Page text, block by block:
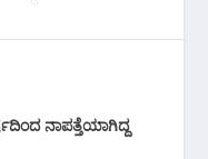
ನಾಪತ್ತೆಯಾಗಿದ್ದ